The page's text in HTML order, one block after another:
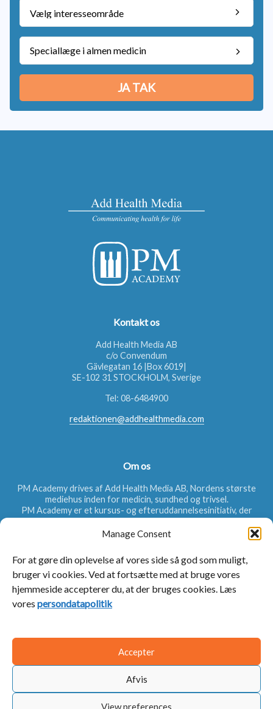
Manage Consent
For at gøre din oplevelse af vores side så god som muligt,
bruger vi cookies. Ved at fortsætte med at bruge vores
hjemmeside accepterer du, at der bruges cookies. Læs
vores persondatapolitik
Accepter
Afvis
View preferences
Speciallæge i almen medicin
Kontakt os
Add Health Media AB
c/o Convendum
Gävlegatan 16 |Box 6019|
SE-102 31 STOCKHOLM, Sverige
Tel: 08-6484900
redaktionen@addhealthmedia.com
Om os
PM Academy drives af Add Health Media AB, Nordens største
mediehus inden for medicin, sundhed og trivsel.
PM Academy er et kursus- og efteruddannelsesinitiativ, der
primært henvender sig til læger, men som andet
sundhedspersonale også kan benytte. Målet er at øge lægernes
Hurtige links